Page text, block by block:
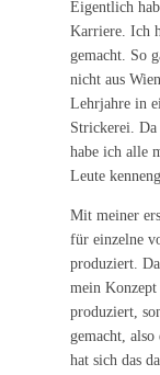
Eigentlich
Karriere. Ich
gemacht. So
nicht aus
Lehrjahre in
Strickerei. Da
habe ich alle
Leute
Mit meiner
für einzelne
produziert.
mein
produziert,
gemacht,
hat sich das